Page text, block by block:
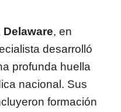
, en
desarrolló
profunda huella
nacional. Sus
formación